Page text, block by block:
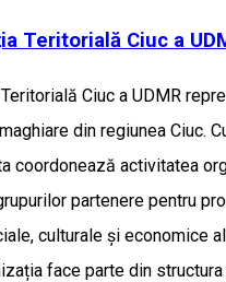
Teritorială Ciuc a
Ciuc a UDMR
din regiunea Ciuc.
coordonează activitatea
partenere pentru
culturale și economice
face parte din